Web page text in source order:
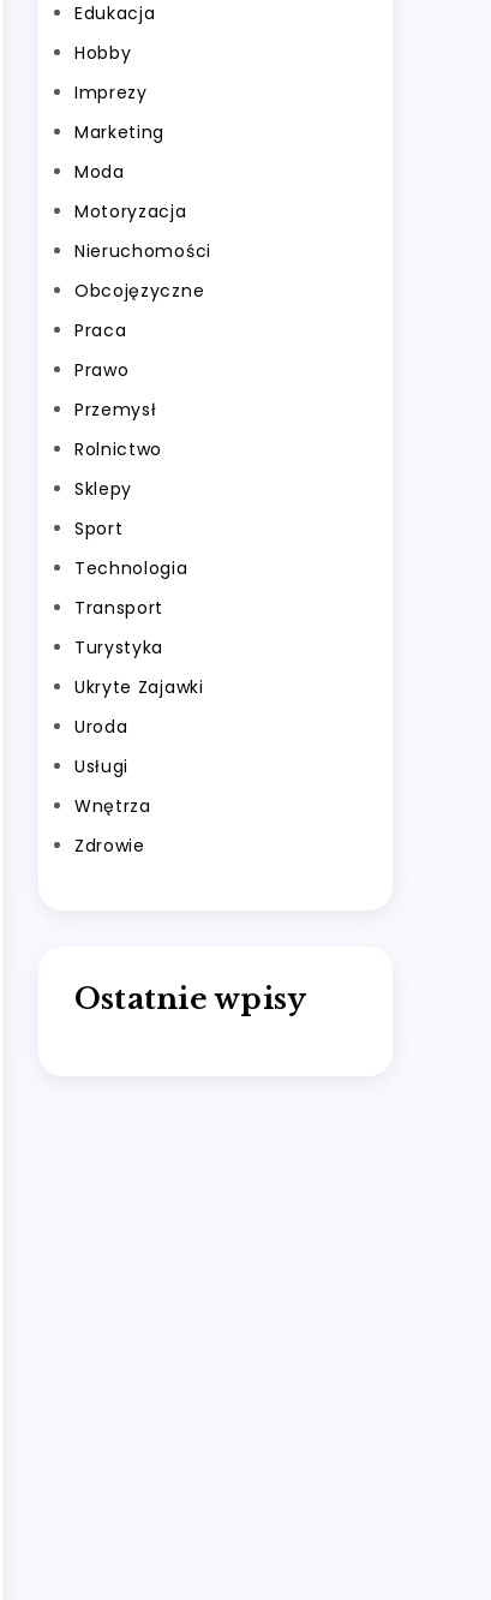
Edukacja
Hobby
Imprezy
Marketing
Moda
Motoryzacja
Nieruchomości
Obcojęzyczne
Praca
Prawo
Przemysł
Rolnictwo
Sklepy
Sport
Technologia
Transport
Turystyka
Ukryte Zajawki
Uroda
Usługi
Wnętrza
Zdrowie
Ostatnie wpisy